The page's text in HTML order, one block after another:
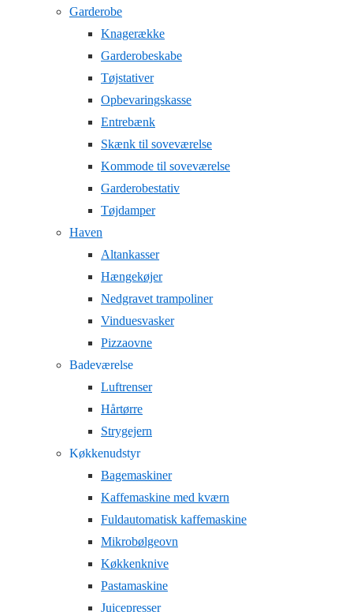
Garderobe
Knagerække
Garderobeskabe
Tøjstativer
Opbevaringskasse
Entrebænk
Skænk til soveværelse
Kommode til soveværelse
Garderobestativ
Tøjdamper
Haven
Altankasser
Hængekøjer
Nedgravet trampoliner
Vinduesvasker
Pizzaovne
Badeværelse
Luftrenser
Hårtørre
Strygejern
Køkkenudstyr
Bagemaskiner
Kaffemaskine med kværn
Fuldautomatisk kaffemaskine
Mikrobølgeovn
Køkkenknive
Pastamaskine
Juicepresser